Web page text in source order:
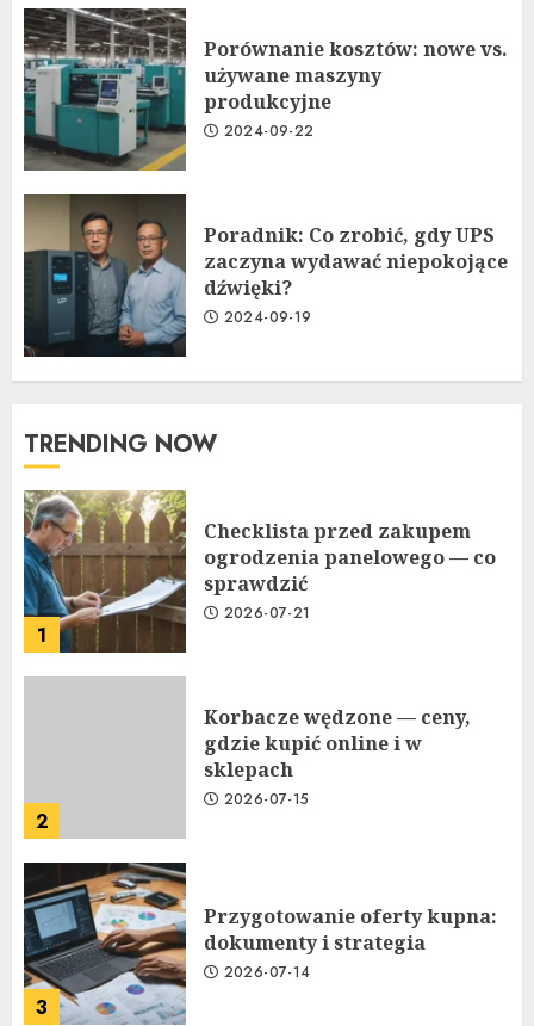
Porównanie kosztów: nowe vs.
używane maszyny
produkcyjne
2024-09-22
Poradnik: Co zrobić, gdy UPS
zaczyna wydawać niepokojące
dźwięki?
2024-09-19
TRENDING NOW
1
Checklista przed zakupem
ogrodzenia panelowego — co
sprawdzić
2026-07-21
2
Korbacze wędzone — ceny,
gdzie kupić online i w
sklepach
2026-07-15
3
Przygotowanie oferty kupna:
dokumenty i strategia
2026-07-14